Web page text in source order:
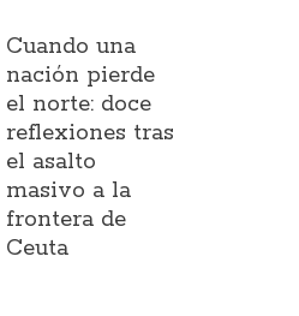
Cuando una
nación pierde
el norte: doce
reflexiones tras
el asalto
masivo a la
frontera de
Ceuta